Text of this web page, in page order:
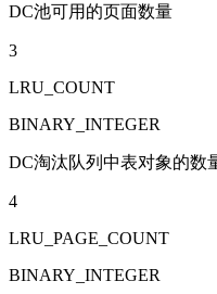
DC池可用的页面数量
3
LRU_COUNT
BINARY_INTEGER
DC淘汰队列中表对象的数
4
LRU_PAGE_COUNT
BINARY_INTEGER